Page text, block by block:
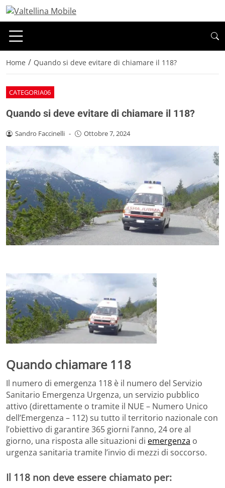
Home / Quando si deve evitare di chiamare il 118?
CATEGORIA06
Quando si deve evitare di chiamare il 118?
Sandro Faccinelli - Ottobre 7, 2024
Quando chiamare 118
Il numero di emergenza 118 è il numero del Servizio
Sanitario Emergenza Urgenza, un servizio pubblico
attivo (direttamente o tramite il NUE – Numero Unico
dell’Emergenza – 112) su tutto il territorio nazionale con
l’obiettivo di garantire 365 giorni l’anno, 24 ore al
giorno, una risposta alle situazioni di emergenza o
urgenza sanitaria tramite l’invio di mezzi di soccorso.
Il 118 non deve essere chiamato per: